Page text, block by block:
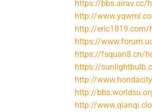
https://bbs.airav.cc/
http://
http://eric1819.com/
https://
https://fsquan8.cn/
https://
http://
http://
http://